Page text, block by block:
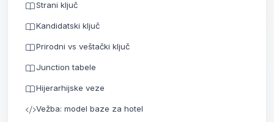
Strani ključ
Kandidatski ključ
Prirodni vs veštački ključ
Junction tabele
Hijerarhijske veze
Vežba: model baze za hotel